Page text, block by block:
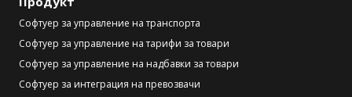
Софтуер за управление на транспорта
Софтуер за управление на тарифи за товари
Софтуер за управление на надбавки за товари
Софтуер за интеграция на превозвачи